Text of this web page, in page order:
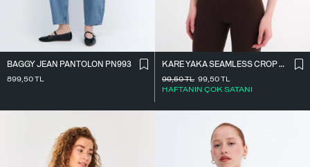
BAGGY JEAN PANTOLON PN993
899,50TL
KARE YAKA SEAMLESS CROP ATLET A0187-L5
99,50TL
HAFTANIN ÇOK SATANI
99,50TL